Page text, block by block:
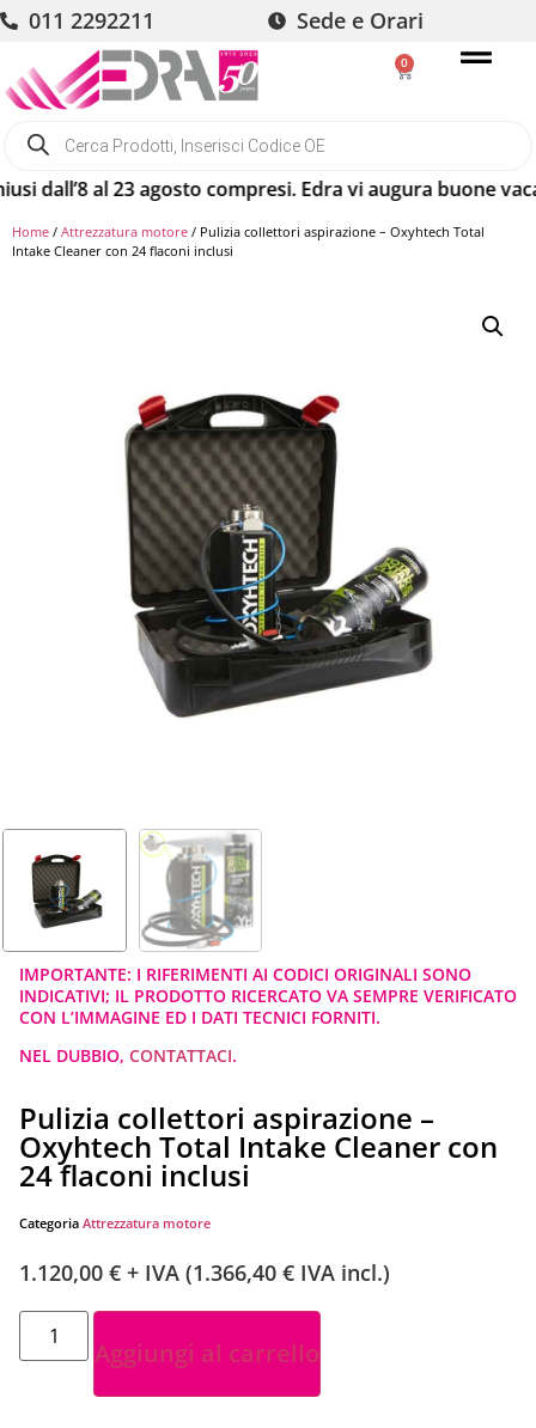
011 2292211 Sede e Orari
0
al 23 agosto compresi. Edra vi augura buone
Home / Attrezzatura motore / Pulizia collettori aspirazione – Oxyhtech Total
Intake Cleaner con 24 flaconi inclusi
IMPORTANTE: I RIFERIMENTI AI CODICI ORIGINALI SONO
INDICATIVI; IL PRODOTTO RICERCATO VA SEMPRE VERIFICATO
CON L’IMMAGINE ED I DATI TECNICI FORNITI.
NEL DUBBIO, CONTATTACI.
Pulizia collettori aspirazione –
Oxyhtech Total Intake Cleaner con
24 flaconi inclusi
Categoria Attrezzatura motore
1.120,00 € + IVA (1.366,40 € IVA incl.)
Aggiungi al carrello